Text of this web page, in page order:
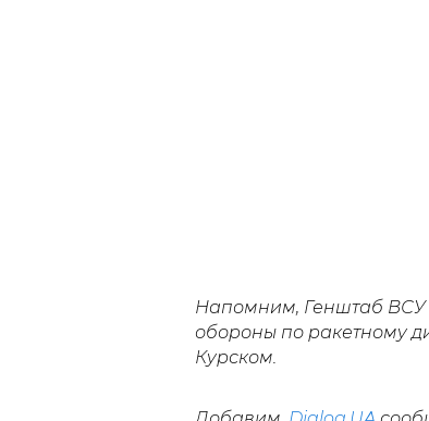
Напомним, Генштаб ВСУ
обороны по ракетному
Курском.